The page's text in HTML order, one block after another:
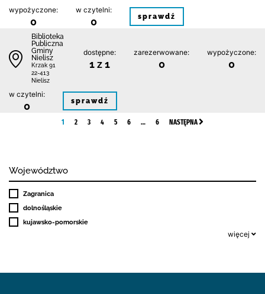
wypożyczone:
0
w czytelni:
0 sprawdź
Biblioteka
Publiczna
Gminy
Nielisz
Krzak 91
22-413
Nielisz
dostępne:
1 z 1
zarezerwowane:
0
wypożyczone:
0
w czytelni:
0 sprawdź
1 2 3 4 5 6 … 6 NASTĘPNA
Województwo
Zagranica
dolnośląskie
kujawsko-pomorskie
więcej